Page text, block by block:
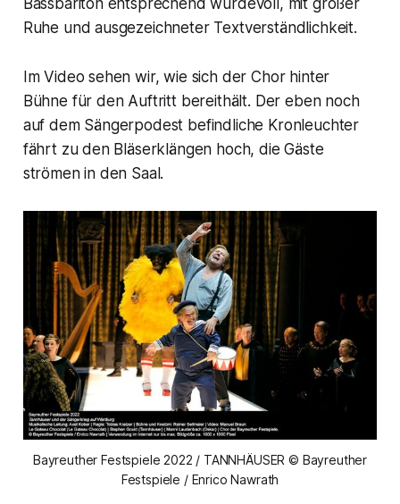
Ruhe und ausgezeichneter Textverständlichkeit.
Im Video sehen wir, wie sich der Chor hinter
Bühne für den Auftritt bereithält. Der eben noch
auf dem Sängerpodest befindliche Kronleuchter
fährt zu den Bläserklängen hoch, die Gäste
strömen in den Saal.
Bayreuther Festspiele 2022 / TANNHÄUSER © Bayreuther
Festspiele / Enrico Nawrath